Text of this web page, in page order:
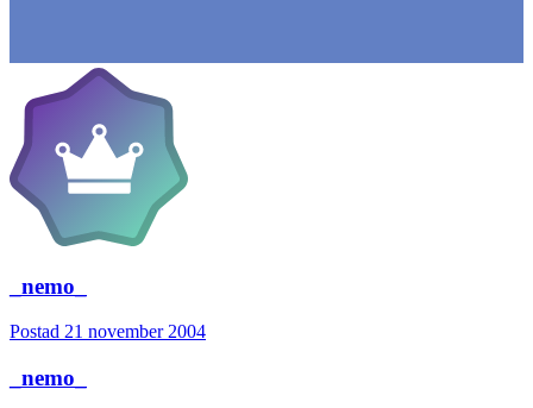
_nemo_
Postad 21 november 2004
_nemo_